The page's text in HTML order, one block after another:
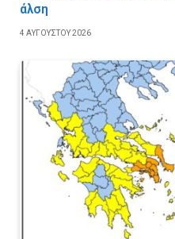
άλση
4 ΑΥΓΟΎΣΤΟΥ 2026